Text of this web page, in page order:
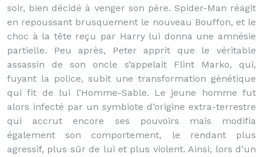
soir, bien décidé à venger son père. Spider-Man réagit
en repoussant brusquement le nouveau Bouffon, et le
choc à la tête reçu par Harry lui donna une amnésie
partielle. Peu après, Peter apprit que le véritable
assassin de son oncle s’appelait Flint Marko, qui,
fuyant la police, subit une transformation génétique
qui fit de lui l’Homme-Sable. Le jeune homme fut
alors infecté par un symbiote d’origine extra-terrestre
qui accrut encore ses pouvoirs mais modifia
également son comportement, le rendant plus
agressif, plus sûr de lui et plus violent. Ainsi, lors d’un